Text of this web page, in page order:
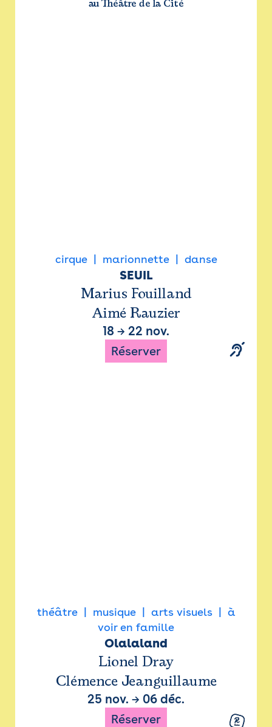
au Théâtre de la Cité
cirque marionnette danse
SEUIL
Marius Fouilland
Aimé Rauzier
18 → 22 nov.
Réserver
théâtre musique arts visuels
à
voir en famille
Olalaland
Lionel Dray
Clémence Jeanguillaume
25 nov. → 06 déc.
Réserver